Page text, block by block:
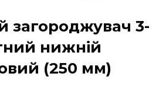
загороджувач 3-
нижній
(250 мм)